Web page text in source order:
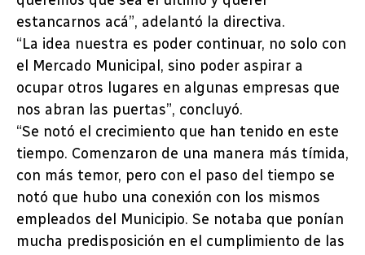
estancarnos acá”, adelantó la directiva.
“La idea nuestra es poder continuar, no solo con
el Mercado Municipal, sino poder aspirar a
ocupar otros lugares en algunas empresas que
nos abran las puertas”, concluyó.
“Se notó el crecimiento que han tenido en este
tiempo. Comenzaron de una manera más tímida,
con más temor, pero con el paso del tiempo se
notó que hubo una conexión con los mismos
empleados del Municipio. Se notaba que ponían
mucha predisposición en el cumplimiento de las